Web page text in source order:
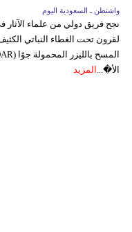
واشنطن ـ السعودية اليوم
نجح فريق دولي من علماء
لقرون تحت الغطاء النباتي
الأ�... المزيد